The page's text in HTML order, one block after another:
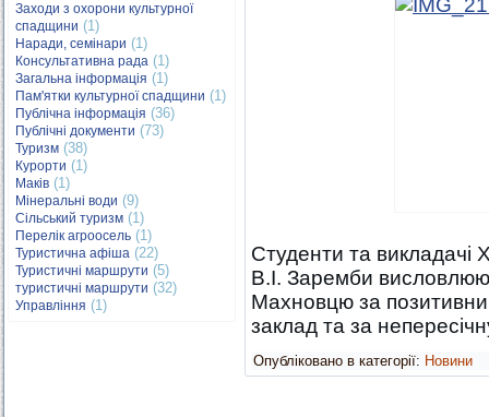
Заходи з охорони культурної
спадщини (1)
Наради, семінари (1)
Консультативна рада (1)
Загальна інформація (1)
Пам'ятки культурної спадщини (1)
Публічна інформація (36)
Публічні документи (73)
Туризм (38)
Курорти (1)
Маків (1)
Мінеральні води (9)
Сільський туризм (1)
Перелік агроосель (1)
Туристична афіша (22)
Туристичні маршрути (5)
туристичні маршрути (32)
Управління (1)
Студенти та викладачі
В.І. Заремби
Махновцю за
заклад та за
Опубліковано в категорії: Новини